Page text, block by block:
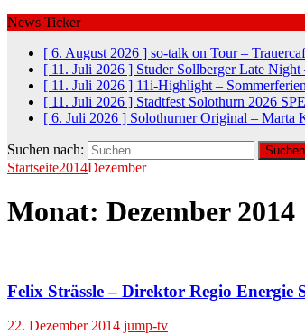
News Ticker
[ 6. August 2026 ] so-talk on Tour –
[ 11. Juli 2026 ] Studer Sollberger Late
[ 11. Juli 2026 ] 11i-Highlight – Sommerferien
[ 11. Juli 2026 ] Stadtfest Solothurn 2026
[ 6. Juli 2026 ] Solothurner Original – Marta
Suchen nach:
Startseite2014Dezember
Monat: Dezember 2014
Felix Strässle – Direktor Regio Energie
22. Dezember 2014 jump-tv